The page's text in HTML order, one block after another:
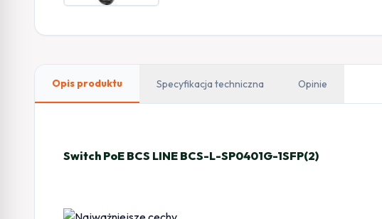
Opis produktu Specyfikacja techniczna Opinie
Switch PoE BCS LINE BCS-L-SP0401G-1SFP(2)